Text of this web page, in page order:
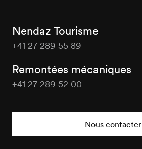
Nendaz Tourisme
+41 27 289 55 89
Remontées mécaniques
+41 27 289 52 00
Nous contacter